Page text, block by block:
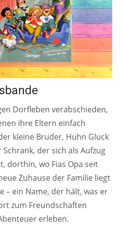
Dorfleben verabschieden,
ihre Eltern einfach
kleine Bruder, Huhn Gluck
der sich als Aufzug
dorthin, wo Fias Opa seit
Zuhause der Familie liegt
– ein Name, der hält, was er
zum Freundschaften
erleben.